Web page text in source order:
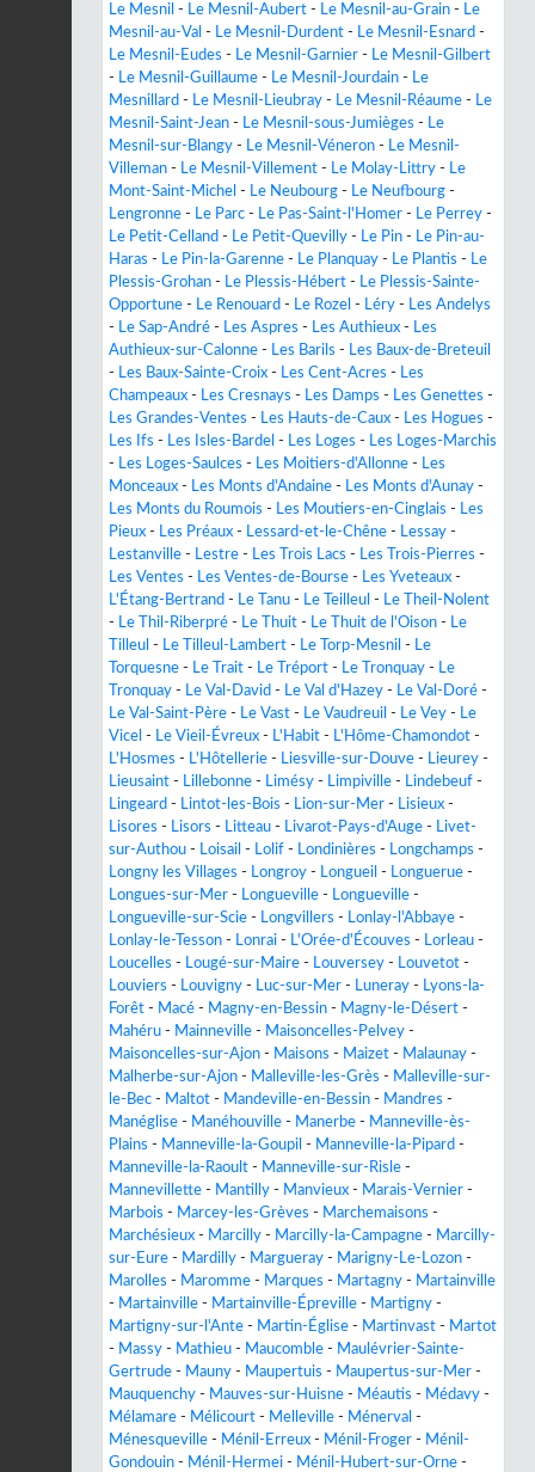
Le Mesnil - Le Mesnil-Aubert - Le Mesnil-au-Grain - Le
Mesnil-au-Val - Le Mesnil-Durdent - Le Mesnil-Esnard -
Le Mesnil-Eudes - Le Mesnil-Garnier - Le Mesnil-Gilbert
- Le Mesnil-Guillaume - Le Mesnil-Jourdain - Le
Mesnillard - Le Mesnil-Lieubray - Le Mesnil-Réaume - Le
Mesnil-Saint-Jean - Le Mesnil-sous-Jumièges - Le
Mesnil-sur-Blangy - Le Mesnil-Véneron - Le Mesnil-
Villeman - Le Mesnil-Villement - Le Molay-Littry - Le
Mont-Saint-Michel - Le Neubourg - Le Neufbourg -
Lengronne - Le Parc - Le Pas-Saint-l'Homer - Le Perrey -
Le Petit-Celland - Le Petit-Quevilly - Le Pin - Le Pin-au-
Haras - Le Pin-la-Garenne - Le Planquay - Le Plantis - Le
Plessis-Grohan - Le Plessis-Hébert - Le Plessis-Sainte-
Opportune - Le Renouard - Le Rozel - Léry - Les Andelys
- Le Sap-André - Les Aspres - Les Authieux - Les
Authieux-sur-Calonne - Les Barils - Les Baux-de-Breteuil
- Les Baux-Sainte-Croix - Les Cent-Acres - Les
Champeaux - Les Cresnays - Les Damps - Les Genettes -
Les Grandes-Ventes - Les Hauts-de-Caux - Les Hogues -
Les Ifs - Les Isles-Bardel - Les Loges - Les Loges-Marchis
- Les Loges-Saulces - Les Moitiers-d'Allonne - Les
Monceaux - Les Monts d'Andaine - Les Monts d'Aunay -
Les Monts du Roumois - Les Moutiers-en-Cinglais - Les
Pieux - Les Préaux - Lessard-et-le-Chêne - Lessay -
Lestanville - Lestre - Les Trois Lacs - Les Trois-Pierres -
Les Ventes - Les Ventes-de-Bourse - Les Yveteaux -
L'Étang-Bertrand - Le Tanu - Le Teilleul - Le Theil-Nolent
- Le Thil-Riberpré - Le Thuit - Le Thuit de l'Oison - Le
Tilleul - Le Tilleul-Lambert - Le Torp-Mesnil - Le
Torquesne - Le Trait - Le Tréport - Le Tronquay - Le
Tronquay - Le Val-David - Le Val d'Hazey - Le Val-Doré -
Le Val-Saint-Père - Le Vast - Le Vaudreuil - Le Vey - Le
Vicel - Le Vieil-Évreux - L'Habit - L'Hôme-Chamondot -
L'Hosmes - L'Hôtellerie - Liesville-sur-Douve - Lieurey -
Lieusaint - Lillebonne - Limésy - Limpiville - Lindebeuf -
Lingeard - Lintot-les-Bois - Lion-sur-Mer - Lisieux -
Lisores - Lisors - Litteau - Livarot-Pays-d'Auge - Livet-
sur-Authou - Loisail - Lolif - Londinières - Longchamps -
Longny les Villages - Longroy - Longueil - Longuerue -
Longues-sur-Mer - Longueville - Longueville -
Longueville-sur-Scie - Longvillers - Lonlay-l'Abbaye -
Lonlay-le-Tesson - Lonrai - L'Orée-d'Écouves - Lorleau -
Loucelles - Lougé-sur-Maire - Louversey - Louvetot -
Louviers - Louvigny - Luc-sur-Mer - Luneray - Lyons-la-
Forêt - Macé - Magny-en-Bessin - Magny-le-Désert -
Mahéru - Mainneville - Maisoncelles-Pelvey -
Maisoncelles-sur-Ajon - Maisons - Maizet - Malaunay -
Malherbe-sur-Ajon - Malleville-les-Grès - Malleville-sur-
le-Bec - Maltot - Mandeville-en-Bessin - Mandres -
Manéglise - Manéhouville - Manerbe - Manneville-ès-
Plains - Manneville-la-Goupil - Manneville-la-Pipard -
Manneville-la-Raoult - Manneville-sur-Risle -
Mannevillette - Mantilly - Manvieux - Marais-Vernier -
Marbois - Marcey-les-Grèves - Marchemaisons -
Marchésieux - Marcilly - Marcilly-la-Campagne - Marcilly-
sur-Eure - Mardilly - Margueray - Marigny-Le-Lozon -
Marolles - Maromme - Marques - Martagny - Martainville
- Martainville - Martainville-Épreville - Martigny -
Martigny-sur-l'Ante - Martin-Église - Martinvast - Martot
- Massy - Mathieu - Maucomble - Maulévrier-Sainte-
Gertrude - Mauny - Maupertuis - Maupertus-sur-Mer -
Mauquenchy - Mauves-sur-Huisne - Méautis - Médavy -
Mélamare - Mélicourt - Melleville - Ménerval -
Ménesqueville - Ménil-Erreux - Ménil-Froger - Ménil-
Gondouin - Ménil-Hermei - Ménil-Hubert-sur-Orne -